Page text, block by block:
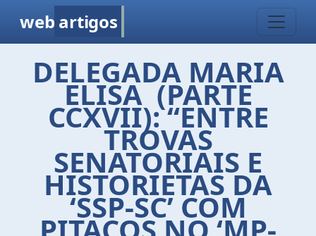
web artigos
DELEGADA MARIA
ELISA (PARTE
CCXVII): “ENTRE
TROVAS
SENATORIAIS E
HISTORIETAS DA
‘SSP-SC’ COM